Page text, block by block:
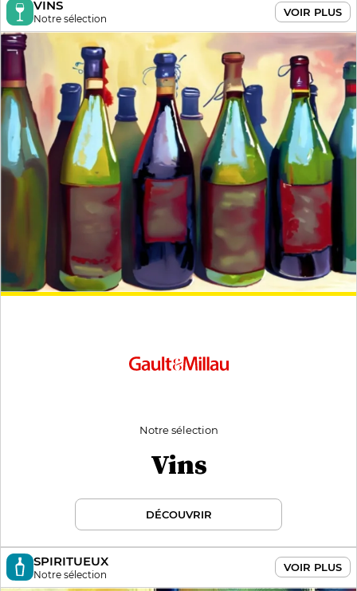
VINS
Notre sélection
VOIR PLUS
Notre sélection
Vins
DÉCOUVRIR
SPIRITUEUX
Notre sélection
VOIR PLUS